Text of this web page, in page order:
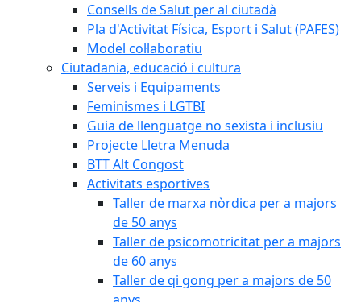
Consells de Salut per al ciutadà
Pla d'Activitat Física, Esport i Salut (PAFES)
Model col·laboratiu
Ciutadania, educació i cultura
Serveis i Equipaments
Feminismes i LGTBI
Guia de llenguatge no sexista i inclusiu
Projecte Lletra Menuda
BTT Alt Congost
Activitats esportives
Taller de marxa nòrdica per a majors
de 50 anys
Taller de psicomotricitat per a majors
de 60 anys
Taller de qi gong per a majors de 50